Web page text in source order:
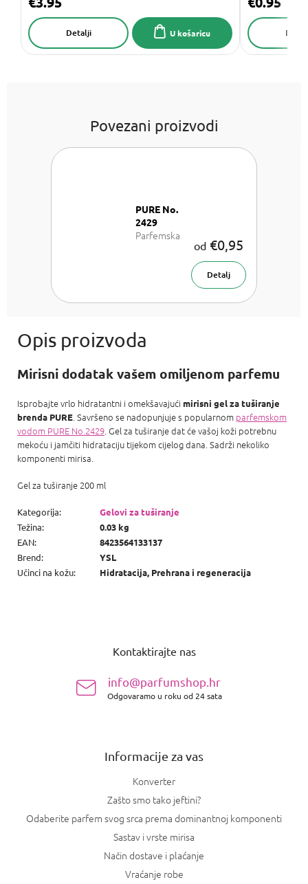
U košaricu
Detalji
Povezani proizvodi
PURE No.
2429
Parfemska
od €0,95
Detalj
Mirisni dodatak vašem omiljenom parfemu
Isprobajte vrlo hidratantni i omekšavajući mirisni gel za tuširanje
brenda PURE . Savršeno se nadopunjuje s popularnom parfemskom
vodom PURE No.2429 . Gel za tuširanje dat će vašoj koži potrebnu
mekoću i jamčiti hidrataciju tijekom cijelog dana. Sadrži nekoliko
komponenti mirisa.
Gel za tuširanje 200 ml
Kategorija:
Gelovi za tuširanje
Težina:
0.03 kg
EAN:
8423564133137
Brend:
YSL
Učinci na kožu: Hidratacija, Prehrana i regeneracija
Kontaktirajte nas
info@parfumshop.hr
Odgovaramo u roku od 24 sata
Informacije za vas
Konverter
Zašto smo tako jeftini?
Odaberite parfem svog srca prema dominantnoj komponenti
Sastav i vrste mirisa
Način dostave i plaćanje
Vraćanje robe